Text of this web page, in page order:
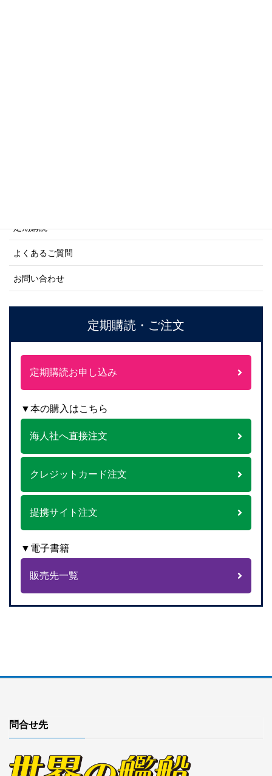
定期購読
よくあるご質問
お問い合わせ
定期購読・ご注文
定期購読お申し込み
▼本の購入はこちら
海人社へ直接注文
クレジットカード注文
提携サイト注文
▼電子書籍
販売先一覧
問合せ先